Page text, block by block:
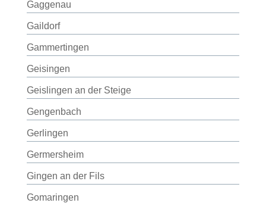
Gaggenau
Gaildorf
Gammertingen
Geisingen
Geislingen an der Steige
Gengenbach
Gerlingen
Germersheim
Gingen an der Fils
Gomaringen